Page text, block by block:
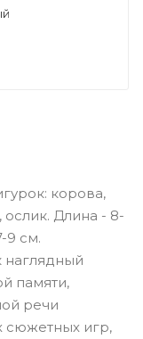
корова,
ослик. Длина - 8-
9 см.
наглядный
памяти,
речи
сюжетных игр,